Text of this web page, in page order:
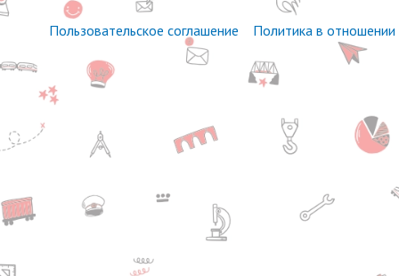
Пользовательское соглашение Политика в